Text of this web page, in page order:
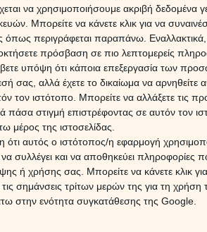
να χρησιμοποιήσουμε ακριβή δεδομένα
Μπορείτε να κάνετε κλικ για να
περιγράφεται παραπάνω. Εναλλακτικά,
πρόσβαση σε πιο λεπτομερείς
υπόψη ότι κάποια επεξεργασία των
σας, αλλά έχετε το δικαίωμα να αρνηθείτε
τον ιστότοπο. Μπορείτε να αλλάξετε τις
στιγμή επιστρέφοντας σε αυτόν τον
μέρος της ιστοσελίδας.
αυτός ο ιστότοπος/η εφαρμογή
συλλέγει και να αποθηκεύει πληροφορίες
ή χρήσης σας. Μπορείτε να κάνετε κλικ
σημάνσεις τρίτων μερών της για τη
στην ενότητα συγκατάθεσης της Google.
και αντίθεση με τον Δία
ο Άρης θα συναντήσει τον
πρωτοβουλίες, τις γρήγορες
στην καθημερινότητα, στην ερωτική
του Άρη με τον Δία μπορεί να
ατασθαλίες και απώλειες, καθώς και
μας ζωή.
από τον Άρη στον Υδροχόο
τα ζώδια του Αέρα,Υδροχόους